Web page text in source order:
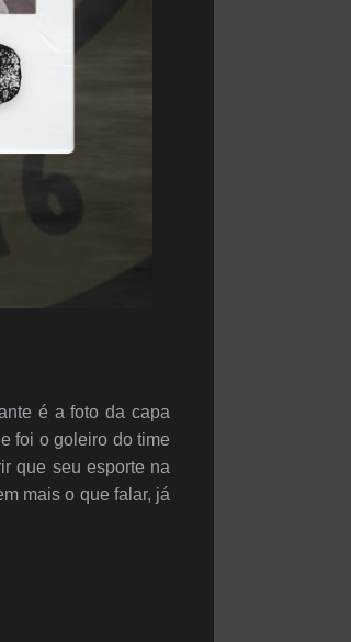
é a foto da capa
foi o goleiro do time
que seu esporte na
mais o que falar, já